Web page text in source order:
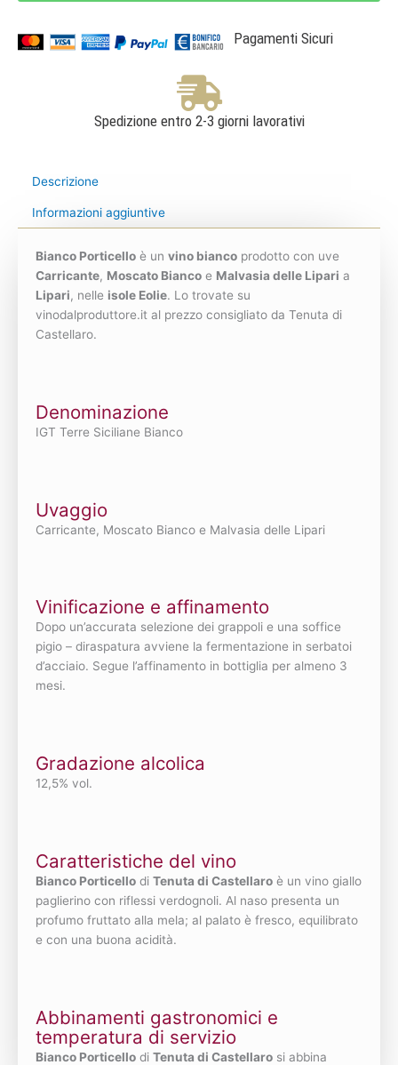
Tenuta
di
Pagamenti Sicuri
Spedizione entro 2-3 giorni lavorativi
Descrizione
Informazioni aggiuntive
Bianco Porticello è un vino bianco prodotto con uve
Carricante, Moscato Bianco e Malvasia delle Lipari a
Lipari, nelle isole Eolie. Lo trovate su
vinodalproduttore.it al prezzo consigliato da Tenuta di
Castellaro.
Denominazione
IGT Terre Siciliane Bianco
Uvaggio
Carricante, Moscato Bianco e Malvasia delle Lipari
Vinificazione e affinamento
Dopo un’accurata selezione dei grappoli e una soffice
pigio – diraspatura avviene la fermentazione in serbatoi
d’acciaio. Segue l’affinamento in bottiglia per almeno 3
mesi.
Gradazione alcolica
12,5% vol.
Caratteristiche del vino
Bianco Porticello di Tenuta di Castellaro è un vino giallo
paglierino con riflessi verdognoli. Al naso presenta un
profumo fruttato alla mela; al palato è fresco, equilibrato
e con una buona acidità.
Abbinamenti gastronomici e
temperatura di servizio
Bianco Porticello di Tenuta di Castellaro si abbina